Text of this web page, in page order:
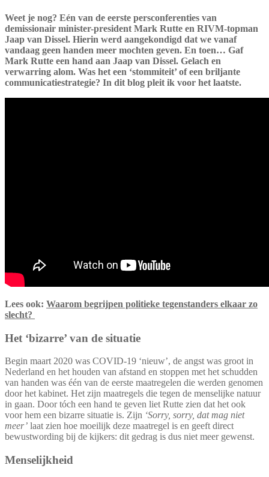
Overslaan
Weet je nog? Eén van de eerste persconferenties van
demissionair minister-president Mark Rutte en RIVM-topman
Jaap van Dissel. Hierin werd aangekondigd dat we vanaf
vandaag geen handen meer mochten geven. En toen… Gaf
Mark Rutte een hand aan Jaap van Dissel. Gelach en
verwarring alom. Was het een ‘stommiteit’ of een briljante
communicatiestrategie? In dit blog pleit ik voor het laatste.
Lees ook: Waarom begrijpen politieke tegenstanders elkaar zo
slecht?
Het ‘bizarre’ van de situatie
Begin maart 2020 was COVID-19 ‘nieuw’, de angst was groot in
Nederland en het houden van afstand en stoppen met het schudden
van handen was één van de eerste maatregelen die werden genomen
door het kabinet. Het zijn maatregels die tegen de menselijke natuur
in gaan. Door tóch een hand te geven liet Rutte zien dat het ook
voor hem een bizarre situatie is. Zijn ‘Sorry, sorry, dat mag niet
meer’ laat zien hoe moeilijk deze maatregel is en geeft direct
bewustwording bij de kijkers: dit gedrag is dus niet meer gewenst.
Menselijkheid